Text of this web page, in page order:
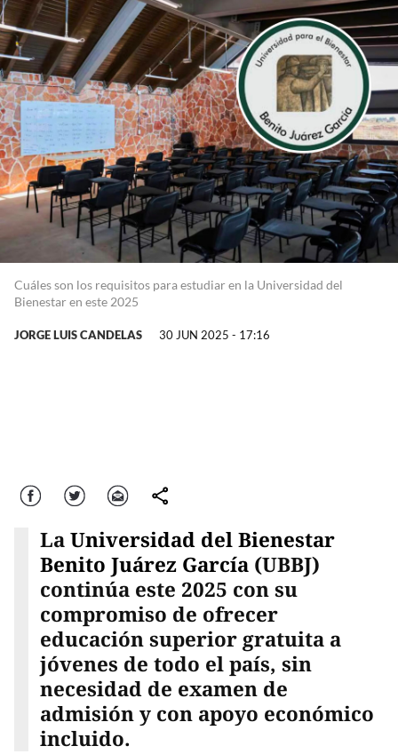
Cuáles son los requisitos para estudiar en la Universidad del
Bienestar en este 2025
JORGE LUIS CANDELAS 30 JUN 2025 - 17:16
Facebook Twitter Correo comparte
LaUniversidad del Bienestar
Benito Juárez García(UBBJ)
continúa este 2025 con su
compromiso de ofrecer
educación superior gratuita a
jóvenes de todo el país, sin
necesidad de examen de
admisión y con apoyo económico
incluido.